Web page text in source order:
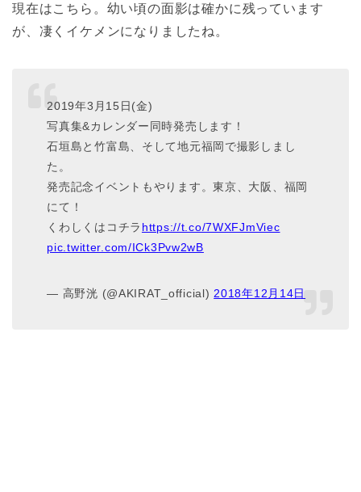
現在はこちら。幼い頃の面影は確かに残っています
が、凄くイケメンになりましたね。
2019年3月15日(金)
写真集&カレンダー同時発売します！
石垣島と竹富島、そして地元福岡で撮影しまし
た。
発売記念イベントもやります。東京、大阪、福岡
にて！
くわしくはコチラ https://t.co/7WXFJmViec
pic.twitter.com/ICk3Pvw2wB
— 高野洸 (@AKIRAT_official)2018年12月14日